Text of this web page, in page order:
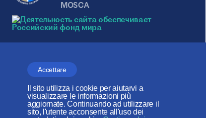
Accettare
Il sito utilizza i cookie per aiutarvi a
visualizzare le informazioni più
aggiornate. Continuando ad utilizzare il
sito, l'utente acconsente all'uso dei
MOSCA
Фонда поддержки христианской
культуры и наследия
I social network: